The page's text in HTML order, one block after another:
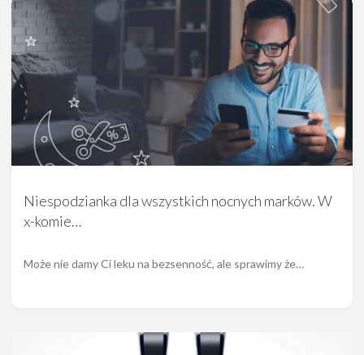
Niespodzianka dla wszystkich nocnych marków. W
x-komie…
Może nie damy Ci leku na bezsenność, ale sprawimy że…